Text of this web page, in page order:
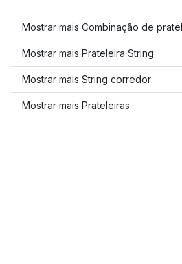
Mostrar mais Combinação de
Mostrar mais Prateleira String
Mostrar mais String corredor
Mostrar mais Prateleiras